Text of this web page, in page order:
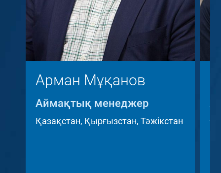
Арман Мұқанов
Аймақтық менеджер
Қазақстан, Қырғызстан, Тәжікстан